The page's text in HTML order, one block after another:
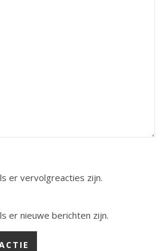
er vervolgreacties zijn.
er nieuwe berichten zijn.